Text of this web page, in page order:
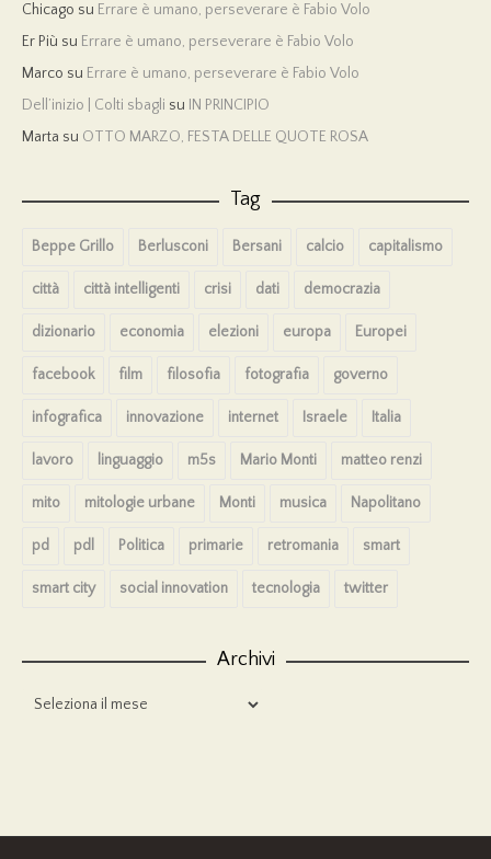
Chicago su Errare è umano, perseverare è Fabio Volo
Er Più su Errare è umano, perseverare è Fabio Volo
Marco su Errare è umano, perseverare è Fabio Volo
Dell’inizio | Colti sbagli su IN PRINCIPIO
Marta su OTTO MARZO, FESTA DELLE QUOTE ROSA
Tag
Beppe Grillo Berlusconi Bersani calcio capitalismo
città città intelligenti crisi dati democrazia
dizionario economia elezioni europa Europei
facebook film filosofia fotografia governo
infografica innovazione internet Israele Italia
lavoro linguaggio m5s Mario Monti matteo renzi
mito mitologie urbane Monti musica Napolitano
pd pdl Politica primarie retromania smart
smart city social innovation tecnologia twitter
Archivi
Archivi